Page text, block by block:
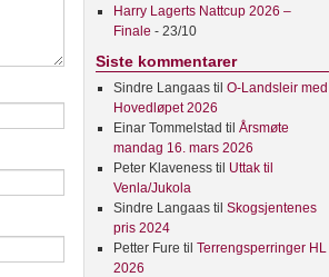
Harry Lagerts Nattcup 2026 –
Finale - 23/10
Siste kommentarer
Sindre Langaastil O-Landsleir med
Hovedløpet 2026
Einar Tommelstad til Årsmøte
mandag 16. mars 2026
Peter Klavenesstil Uttak til
Venla/Jukola
Sindre Langaastil Skogsjentenes
pris 2024
Petter Fure til Terrengsperringer HL
2026